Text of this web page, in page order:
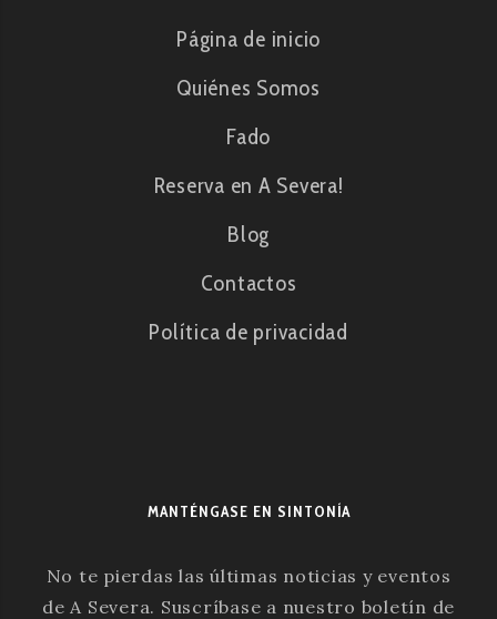
Página de inicio
Quiénes Somos
Fado
Reserva en A Severa!
Blog
Contactos
Política de privacidad
MANTÉNGASE EN SINTONÍA
No te pierdas las últimas noticias y eventos
de A Severa. Suscríbase a nuestro boletín de